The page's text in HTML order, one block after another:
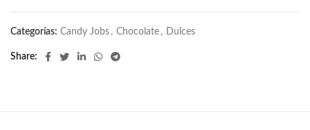
Categorías: Candy Jobs , Chocolate , Dulces
Share